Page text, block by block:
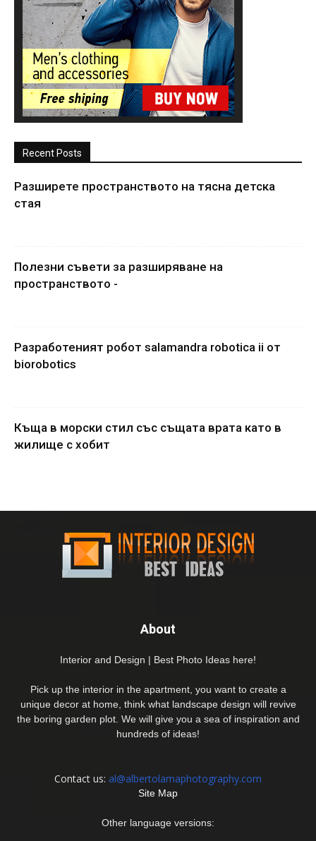
Recent Posts
Разширете пространството на тясна детска
стая
Полезни съвети за разширяване на
пространството -
Разработеният робот salamandra robotica ii от
biorobotics
Къща в морски стил със същата врата като в
жилище с хобит
About
Interior and Design | Best Photo Ideas here!
Pick up the interior in the apartment, you want to create a
unique decor at home, think what landscape design will revive
the boring garden plot. We will give you a sea of inspiration and
hundreds of ideas!
Contact us: al@albertolamaphotography.com
Site Map
Other language versions: